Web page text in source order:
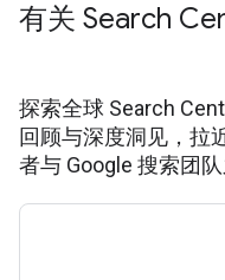
有关 Search
探索全球 Search
回顾与深度洞见，拉
者与 Google 搜索团队